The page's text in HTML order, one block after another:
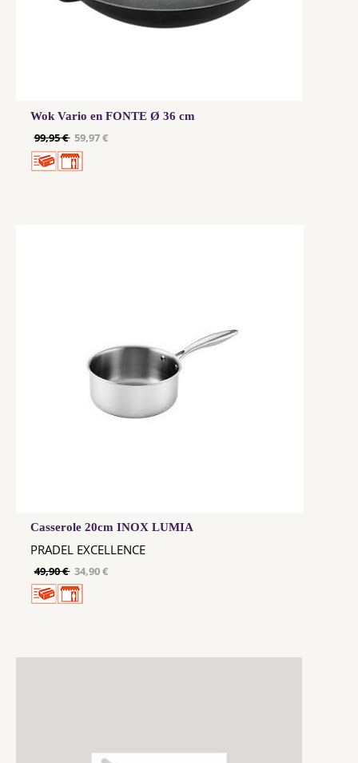
Wok Vario en FONTE Ø 36 cm
99,95 € 59,97 €
Casserole 20cm INOX LUMIA
PRADEL EXCELLENCE
49,90 € 34,90 €